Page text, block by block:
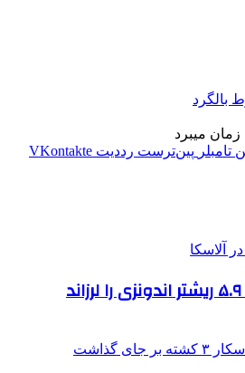
بالگرد
‫تامبلر ‫پین‌ترست ‫رددیت ‫VKontakte